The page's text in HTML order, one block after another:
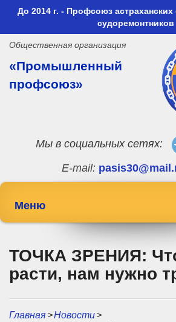
До 2014 г. - Профсоюз астраханских
судоремонтников
Общественная организация
«Промышленный
профсоюз»
Мы в социальных сетях:
E-mail:
Меню
ТОЧКА ЗРЕНИЯ:
расти, нам нужно
Главная>Новости>